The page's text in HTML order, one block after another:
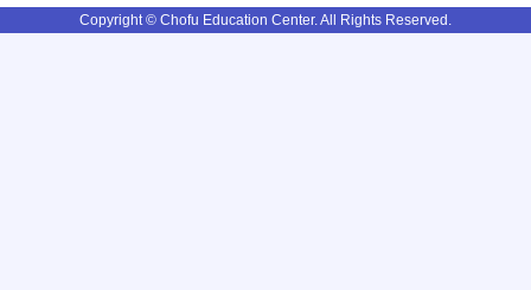
Copyright © Chofu Education Center. All Rights Reserved.